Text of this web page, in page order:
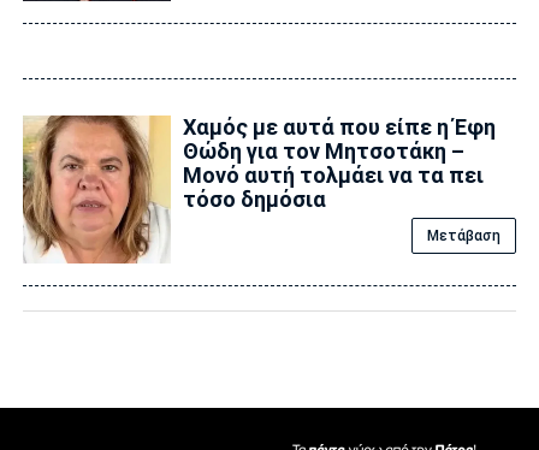
Χαμός με αυτά που είπε η Έφη
Θώδη για τον Μητσοτάκη –
Μονό αυτή τολμάει να τα πει
τόσο δημόσια
Μετάβαση